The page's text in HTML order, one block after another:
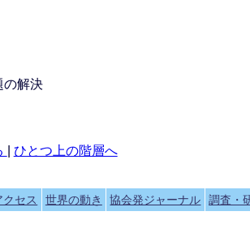
の解決
ひとつ上の階層へ
セス 世界の動き 協会発ジャーナル 調査・